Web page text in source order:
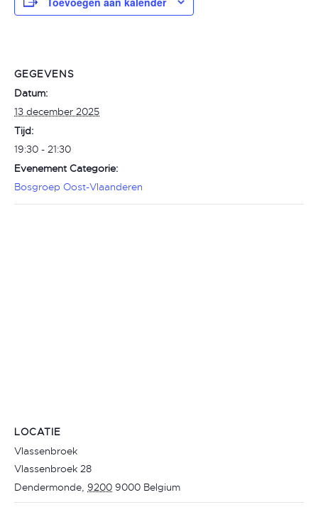
GEGEVENS
Datum:
13 december 2025
Tijd:
19:30 - 21:30
Evenement Categorie:
Bosgroep Oost-Vlaanderen
LOCATIE
Vlassenbroek
Vlassenbroek 28
Dendermonde, 9200 9000 Belgium